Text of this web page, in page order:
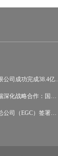
摩科瑞能源贸易有
哈萨克铜业与摩科瑞深化战略合作：国际集团…
摩科瑞与刚果钴业总公司（EGC）签署战略谅…